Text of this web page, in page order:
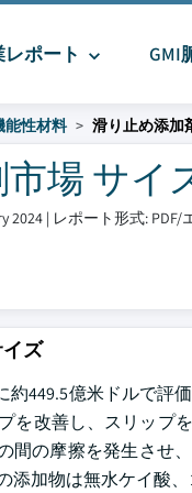
レポート GMI
能性材料 滑り止め添加
場 サイ
2024 | レポート形式:
ズ
449.5億米ドルで評
を改善し、スリップ
間の摩擦を発生させ
添加物は無水ケイ酸